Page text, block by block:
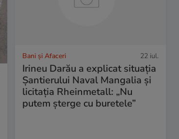
Bani și Afaceri 22 iul.
Irineu Darău a explicat situația
Șantierului Naval Mangalia și
licitația Rheinmetall: „Nu
putem şterge cu buretele”